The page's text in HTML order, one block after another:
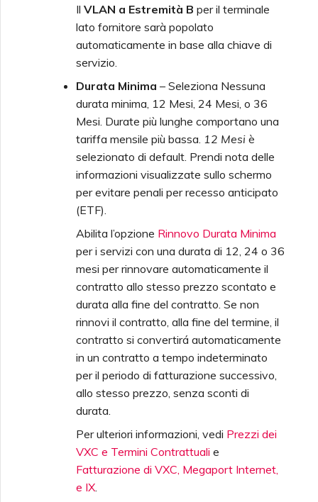
Il VLAN a Estremità B per il terminale
lato fornitore sarà popolato
automaticamente in base alla chiave di
servizio.
Durata Minima – Seleziona Nessuna
durata minima, 12 Mesi, 24 Mesi, o 36
Mesi. Durate più lunghe comportano una
tariffa mensile più bassa. 12 Mesi è
selezionato di default. Prendi nota delle
informazioni visualizzate sullo schermo
per evitare penali per recesso anticipato
(ETF).
Abilita l’opzione Rinnovo Durata Minima
per i servizi con una durata di 12, 24 o 36
mesi per rinnovare automaticamente il
contratto allo stesso prezzo scontato e
durata alla fine del contratto. Se non
rinnovi il contratto, alla fine del termine, il
contratto si convertirá automaticamente
in un contratto a tempo indeterminato
per il periodo di fatturazione successivo,
allo stesso prezzo, senza sconti di
durata.
Per ulteriori informazioni, vedi Prezzi dei
VXC e Termini Contrattuali e
Fatturazione di VXC, Megaport Internet,
e IX